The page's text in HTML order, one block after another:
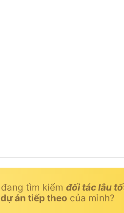
đang tìm kiếm đối tác lâu
dự án tiếp theo của mình?